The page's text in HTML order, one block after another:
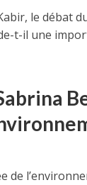
le débat
t-il une
de